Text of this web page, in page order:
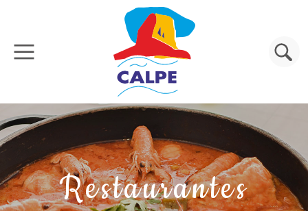
Pasar al contenido principal
Buscar
Restaurantes